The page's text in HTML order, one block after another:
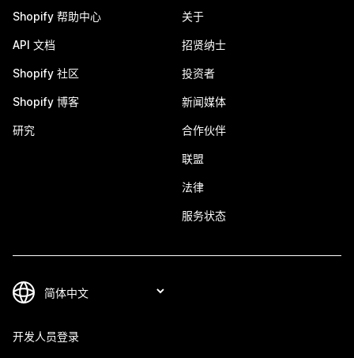
Shopify 帮助中心
API 文档
Shopify 社区
Shopify 博客
研究
关于
招贤纳士
投资者
新闻媒体
合作伙伴
联盟
法律
服务状态
开发人员登录